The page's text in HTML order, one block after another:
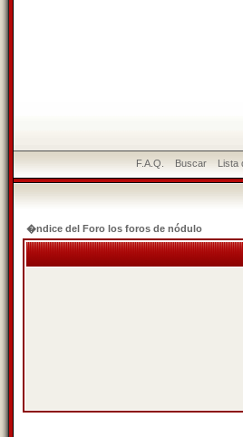
F.A.Q. Buscar Lista
�ndice del Foro los foros de nódulo